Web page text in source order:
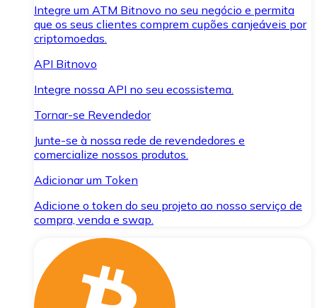
Integre um ATM Bitnovo no seu negócio e permita
que os seus clientes comprem cupões canjeáveis por
criptomoedas.
API Bitnovo
Integre nossa API no seu ecossistema.
Tornar-se Revendedor
Junte-se à nossa rede de revendedores e
comercialize nossos produtos.
Adicionar um Token
Adicione o token do seu projeto ao nosso serviço de
compra, venda e swap.